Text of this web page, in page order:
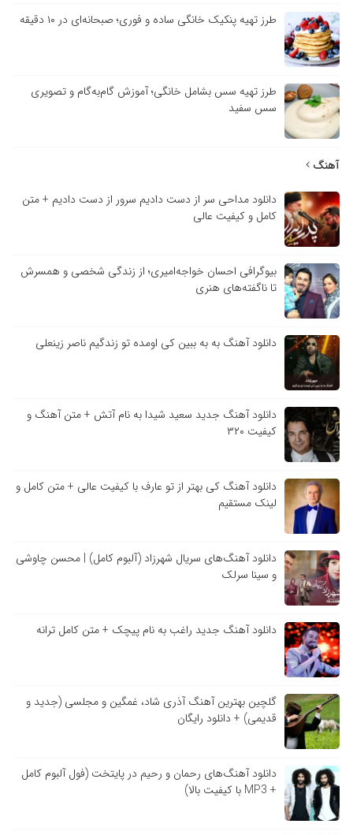
طرز تهیه پنکیک خانگی ساده و فوری؛ صبحانه‌ای در ۱۰ دقیقه
طرز تهیه سس بشامل خانگی؛ آموزش گام‌به‌گام و تصویری
سس سفید
آهنگ
دانلود مداحی سر از دست دادیم سرور از دست دادیم + متن
کامل و کیفیت عالی
بیوگرافی احسان خواجه‌امیری؛ از زندگی شخصی و همسرش
تا ناگفته‌های هنری
دانلود آهنگ به به ببین کی اومده تو زندگیم ناصر زینعلی
دانلود آهنگ جدید سعید شیدا به نام آتش + متن آهنگ و
کیفیت ۳۲۰
دانلود آهنگ کی بهتر از تو عارف با کیفیت عالی + متن کامل و
لینک مستقیم
دانلود آهنگ‌های سریال شهرزاد (آلبوم کامل) | محسن چاوشی
و سینا سرلک
دانلود آهنگ جدید راغب به نام پیچک + متن کامل ترانه
گلچین بهترین آهنگ آذری شاد، غمگین و مجلسی (جدید و
قدیمی) + دانلود رایگان
دانلود آهنگ‌های رحمان و رحیم در پایتخت (فول آلبوم کامل
+ MP3 با کیفیت بالا)